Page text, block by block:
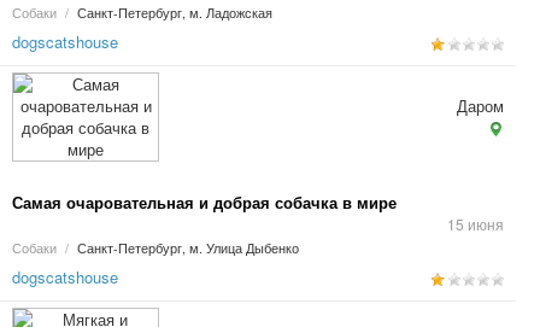
Собаки / Санкт-Петербург, м. Ладожская
dogscatshouse
Самая очаровательная и добрая собачка в мире
15 июня
Собаки / Санкт-Петербург, м. Улица Дыбенко
Даром
dogscatshouse